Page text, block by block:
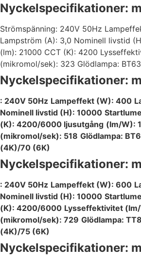
Nyckelspecifikationer:
Strömspänning: 240V 50Hz
Lampström (A): 3,0 Nominell livstid
(lm): 21000 CCT (K): 4200
(mikromol/sek): 323 Glödlampa:
Nyckelspecifikationer:
: 240V 50Hz Lampeffekt (W): 400
Nominell livstid (H): 10000
(K): 4200/6000 ljusutgång (lm/W):
(mikromol/sek): 518 Glödlampa:
(4K)/70 (6K)
Nyckelspecifikationer:
: 240V 50Hz Lampeffekt (W): 600
Nominell livstid (H): 10000
(K): 4200/6000 Lysseffektivitet
(mikromol/sek): 729 Glödlampa:
(4K)/75 (6K)
Nyckelspecifikationer: